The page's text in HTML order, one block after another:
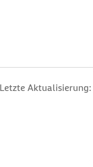
Letzte Aktualisierung: